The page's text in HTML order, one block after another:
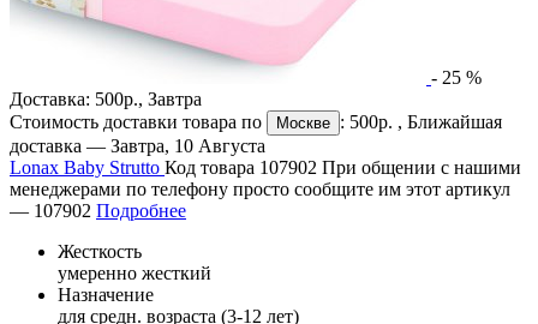
- 25 %
Доставка: 500р., Завтра
Стоимость доставки товара по
Москве : 500р. , Ближайшая
доставка — Завтра, 10 Августа
Lonax Baby Strutto Код товара 107902 При общении с нашими
менеджерами по телефону просто сообщите им этот артикул
— 107902 Подробнее
Жесткость
умеренно жесткий
Назначение
для средн. возраста (3-12 лет)